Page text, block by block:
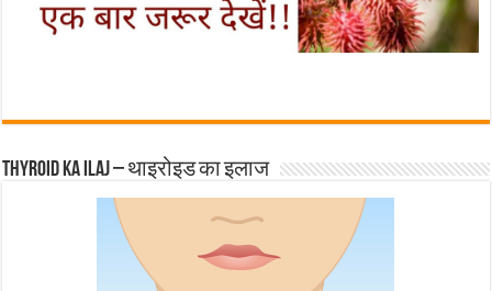
Thyroid ka ilaj – थाइरोइड का इलाज